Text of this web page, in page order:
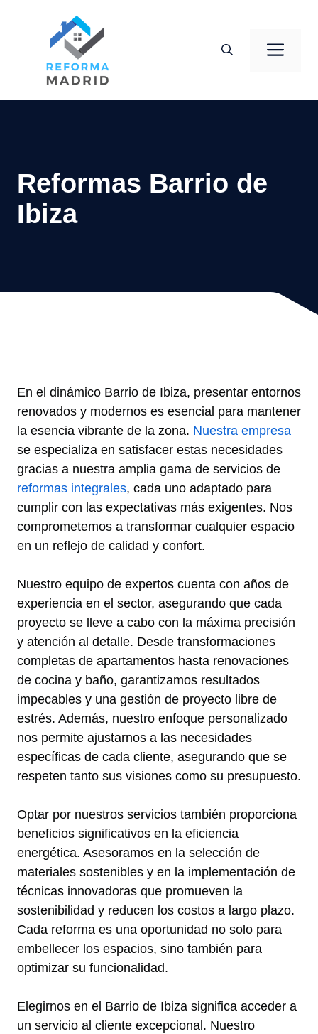
contenido
Reformas Barrio de
Ibiza
En el dinámico Barrio de Ibiza, presentar entornos
renovados y modernos es esencial para mantener
la esencia vibrante de la zona. Nuestra empresa
se especializa en satisfacer estas necesidades
gracias a nuestra amplia gama de servicios de
reformas integrales, cada uno adaptado para
cumplir con las expectativas más exigentes. Nos
comprometemos a transformar cualquier espacio
en un reflejo de calidad y confort.
Nuestro equipo de expertos cuenta con años de
experiencia en el sector, asegurando que cada
proyecto se lleve a cabo con la máxima precisión
y atención al detalle. Desde transformaciones
completas de apartamentos hasta renovaciones
de cocina y baño, garantizamos resultados
impecables y una gestión de proyecto libre de
estrés. Además, nuestro enfoque personalizado
nos permite ajustarnos a las necesidades
específicas de cada cliente, asegurando que se
respeten tanto sus visiones como su presupuesto.
Optar por nuestros servicios también proporciona
beneficios significativos en la eficiencia
energética. Asesoramos en la selección de
materiales sostenibles y en la implementación de
técnicas innovadoras que promueven la
sostenibilidad y reducen los costos a largo plazo.
Cada reforma es una oportunidad no solo para
embellecer los espacios, sino también para
optimizar su funcionalidad.
Elegirnos en el Barrio de Ibiza significa acceder a
un servicio al cliente excepcional. Nuestro